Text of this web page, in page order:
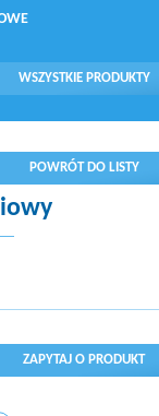
WSZYSTKIE PRODUKTY
POWRÓT DO LISTY
ZAPYTAJ O PRODUKT